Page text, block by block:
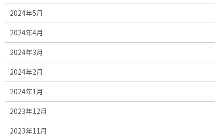
2024年5月
2024年4月
2024年3月
2024年2月
2024年1月
2023年12月
2023年11月